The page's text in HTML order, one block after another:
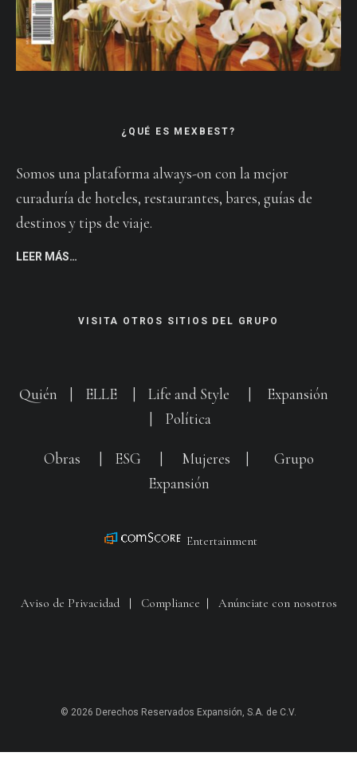
¿QUÉ ES MEXBEST?
Somos una plataforma always-on con la mejor
curaduría de hoteles, restaurantes, bares, guías de
destinos y tips de viaje.
LEER MÁS…
VISITA OTROS SITIOS DEL GRUPO
Quién ELLE Life and Style
Expansión
Política
Obras ESG Mujeres
Grupo
Expansión
Entertainment
Aviso de Privacidad| Compliance | Anúnciate con nosotros
© 2026 Derechos Reservados Expansión, S.A. de C.V.